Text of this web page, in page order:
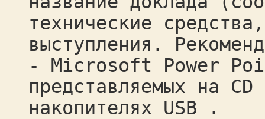
технические
выступления.
- Microsoft Power
представляемых на
накопителях USB .